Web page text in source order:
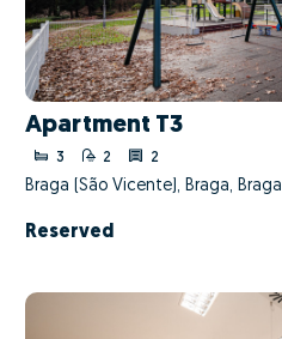
Apartment T3
3 2 2
Braga (São Vicente), Braga, Braga
Reserved